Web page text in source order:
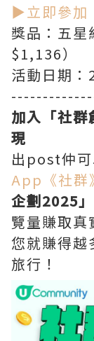
▶立即參加
獎品：五星
$1,136）
活動日期
加入「社群
現
出post仲可
App《社群
企劃2025」
覽量賺取真
您就賺得越
旅行！